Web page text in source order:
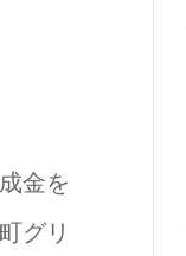
金を
グリ